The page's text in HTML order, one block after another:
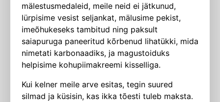
mälestusmedaleid, meile neid ei jätkunud,
lürpisime vesist seljankat, mälusime pekist,
imeõhukeseks tambitud ning paksult
saiapuruga paneeritud kõrbenud lihatükki, mida
nimetati karbonaadiks, ja magustoiduks
helpisime kohupiimakreemi kisselliga.
Kui kelner meile arve esitas, tegin suured
silmad ja küsisin, kas ikka tõesti tuleb maksta.